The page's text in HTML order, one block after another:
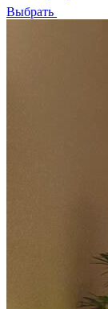
Выбрать